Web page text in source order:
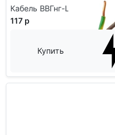
Кабель ВВГнг-LS ГОСТ 5x1,5
117 р
Купить